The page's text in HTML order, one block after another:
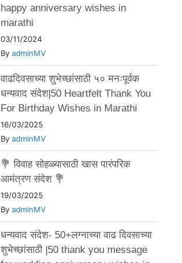
happy anniversary wishes in
marathi
03/11/2024
By adminMV
वाढदिवसाच्या शुभेच्छांसाठी ५० मनःपूर्वक
धन्यवाद संदेश|50 Heartfelt Thank You
For Birthday Wishes in Marathi
16/03/2025
By adminMV
💐 विवाह सोहळ्यासाठी खास पारंपरिक
आमंत्रण संदेश 💐
19/03/2025
By adminMV
धन्यवाद संदेश- 50+लग्नाच्या वाढ दिवसाच्या
शुभेच्छांसाठी |50 thank you message